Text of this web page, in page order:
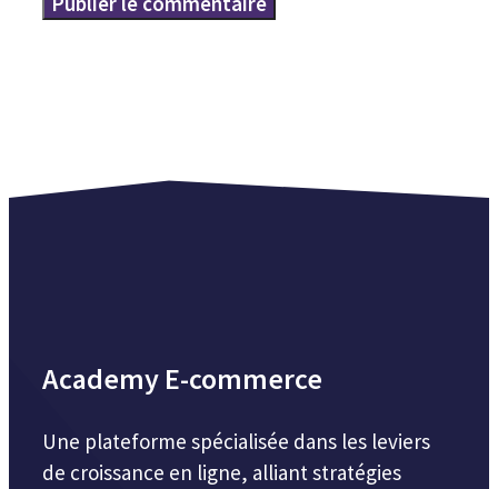
Academy E-commerce
Une plateforme spécialisée dans les leviers
de croissance en ligne, alliant stratégies